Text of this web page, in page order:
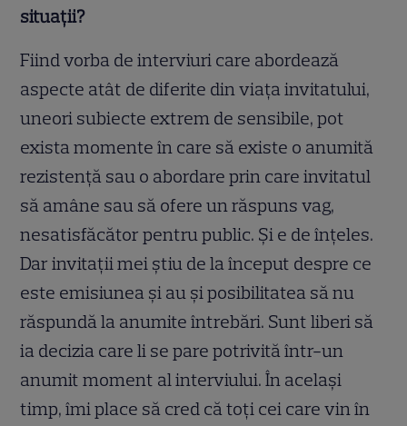
situații?
Fiind vorba de interviuri care abordează
aspecte atât de diferite din viaţa invitatului,
uneori subiecte extrem de sensibile, pot
exista momente în care să existe o anumită
rezistență sau o abordare prin care invitatul
să amâne sau să ofere un răspuns vag,
nesatisfăcător pentru public. Şi e de înţeles.
Dar invitaţii mei ştiu de la început despre ce
este emisiunea şi au şi posibilitatea să nu
răspundă la anumite întrebări. Sunt liberi să
ia decizia care li se pare potrivită într-un
anumit moment al interviului. În acelaşi
timp, îmi place să cred că toţi cei care vin în